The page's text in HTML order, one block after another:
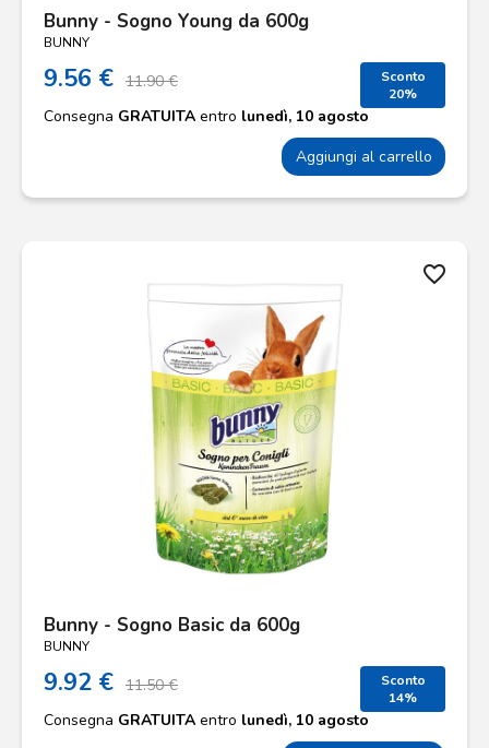
Bunny - Sogno Young da 600g
BUNNY
9.56 € 11.90 €
Sconto
20%
Consegna GRATUITA entro lunedì, 10 agosto
Aggiungi al carrello
favorite_border
Bunny - Sogno Basic da 600g
BUNNY
9.92 € 11.50 €
Sconto
14%
Consegna GRATUITA entro lunedì, 10 agosto